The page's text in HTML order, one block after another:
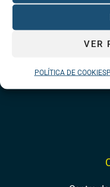
VER
POLÍTICA DE COOKIES